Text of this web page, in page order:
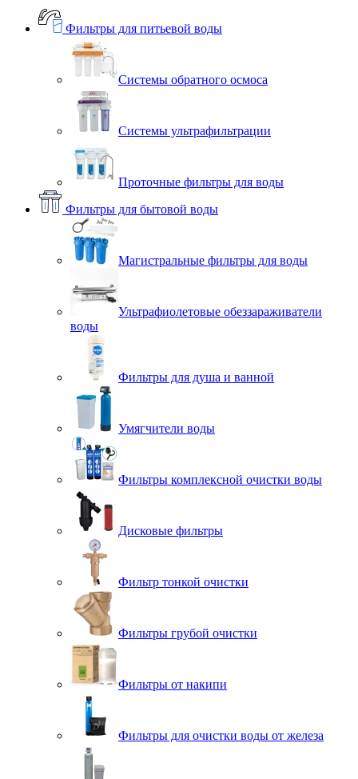
Фильтры для питьевой воды
Системы обратного осмоса
Системы ультрафильтрации
Проточные фильтры для воды
Фильтры для бытовой воды
Магистральные фильтры для воды
Ультрафиолетовые обеззараживатели
воды
Фильтры для душа и ванной
Умягчители воды
Фильтры комплексной очистки воды
Дисковые фильтры
Фильтр тонкой очистки
Фильтры грубой очистки
Фильтры от накипи
Фильтры для очистки воды от железа